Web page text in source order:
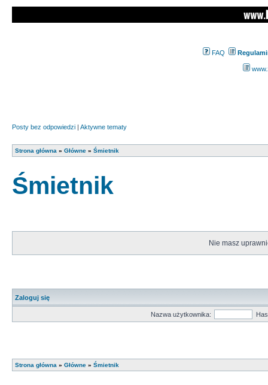
FAQ
Posty bez odpowiedzi | Aktywne tematy
Strona główna » Główne » Śmietnik
Śmietnik
Nie masz
Zaloguj się
Nazwa użytkownika:
Strona główna » Główne » Śmietnik